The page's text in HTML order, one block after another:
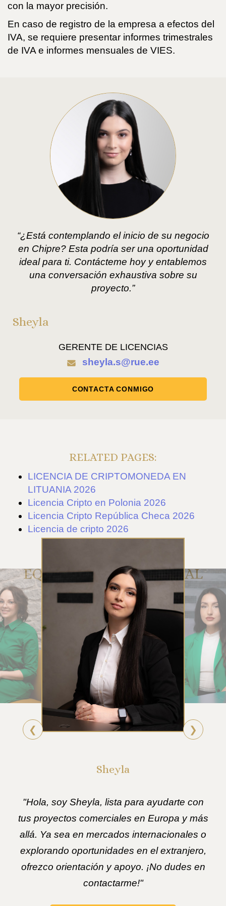
con la mayor precisión.
En caso de registro de la empresa a efectos del
IVA, se requiere presentar informes trimestrales
de IVA e informes mensuales de VIES.
“¿Está contemplando el inicio de su negocio
en Chipre? Esta podría ser una oportunidad
ideal para ti. Contácteme hoy y entablemos
una conversación exhaustiva sobre su
proyecto.”
Sheyla
GERENTE DE LICENCIAS
sheyla.s@rue.ee
CONTACTA CONMIGO
RELATED PAGES:
LICENCIA DE CRIPTOMONEDA EN
LITUANIA 2026
Licencia Cripto en Polonia 2026
Licencia Cripto República Checa 2026
Licencia de cripto 2026
EQUIPO DE ATENCIÓN AL
CLIENTE DE RUE
❮ ❯
Sheyla
"Hola, soy Sheyla, lista para ayudarte con
tus proyectos comerciales en Europa y más
allá. Ya sea en mercados internacionales o
explorando oportunidades en el extranjero,
ofrezco orientación y apoyo. ¡No dudes en
contactarme!"